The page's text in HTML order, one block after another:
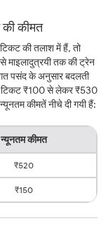
कीमत
की तलाश में हैं, तो
तक की ट्रेन
पसंद के अनुसार बदलती
टिकट ₹100 से लेकर ₹530
कीमतें नीचे दी गयी हैं:
न्यूनतम कीमत
₹520
₹150